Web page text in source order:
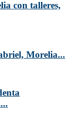
con talleres,
Morelia...